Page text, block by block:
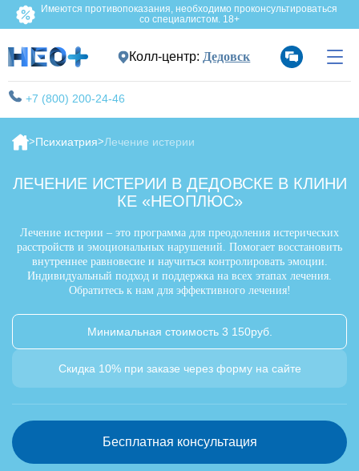
Имеются противопоказания, необходимо проконсультироваться
со специалистом. 18+
Колл-центр: Дедовск
+7 (800) 200-24-46
Психиатрия Лечение истерии
ЛЕЧЕНИЕ ИСТЕРИИ В ДЕДОВСКЕ В КЛИНИ
КЕ «НЕОПЛЮС»
Лечение истерии – это программа для преодоления истерических
расстройств и эмоциональных нарушений. Помогает восстановить
внутреннее равновесие и научиться контролировать эмоции.
Индивидуальный подход и поддержка на всех этапах лечения.
Обратитесь к нам для эффективного лечения!
Минимальная стоимость 3 150руб.
Скидка 10% при заказе через форму на сайте
Бесплатная консультация